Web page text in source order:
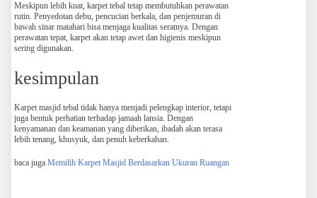
Meskipun lebih kuat, karpet tebal tetap membutuhkan perawatan
rutin. Penyedotan debu, pencucian berkala, dan penjemuran di
bawah sinar matahari bisa menjaga kualitas seratnya. Dengan
perawatan tepat, karpet akan tetap awet dan higienis meskipun
sering digunakan.
kesimpulan
Karpet masjid tebal tidak hanya menjadi pelengkap interior, tetapi
juga bentuk perhatian terhadap jamaah lansia. Dengan
kenyamanan dan keamanan yang diberikan, ibadah akan terasa
lebih tenang, khusyuk, dan penuh keberkahan.
baca juga Memilih Karpet Masjid Berdasarkan Ukuran Ruangan